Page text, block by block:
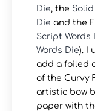
Die, the
Die and the
Script Words
Words Die). I
add a foiled
of the Curvy
artistic bow
paper with